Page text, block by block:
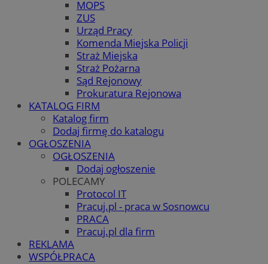
MOPS
ZUS
Urząd Pracy
Komenda Miejska Policji
Straż Miejska
Straż Pożarna
Sąd Rejonowy
Prokuratura Rejonowa
KATALOG FIRM
Katalog firm
Dodaj firmę do katalogu
OGŁOSZENIA
OGŁOSZENIA
Dodaj ogłoszenie
POLECAMY
Protocol IT
Pracuj.pl - praca w Sosnowcu
PRACA
Pracuj.pl dla firm
REKLAMA
WSPÓŁPRACA